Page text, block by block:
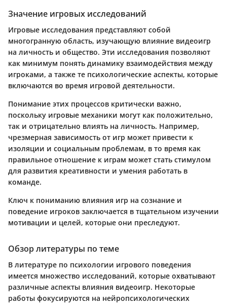
Значение игровых исследований
Игровые исследования представляют собой
многогранную область, изучающую влияние видеоигр
на личность и общество. Эти исследования позволяют
как минимум понять динамику взаимодействия между
игроками, а также те психологические аспекты, которые
включаются во время игровой деятельности.
Понимание этих процессов критически важно,
поскольку игровые механики могут как положительно,
так и отрицательно влиять на личность. Например,
чрезмерная зависимость от игр может привести к
изоляции и социальным проблемам, в то время как
правильное отношение к играм может стать стимулом
для развития креативности и умения работать в
команде.
Ключ к пониманию влияния игр на сознание и
поведение игроков заключается в тщательном изучении
мотивации и целей, которые они преследуют.
Обзор литературы по теме
В литературе по психологии игрового поведения
имеется множество исследований, которые охватывают
различные аспекты влияния видеоигр. Некоторые
работы фокусируются на нейропсихологических